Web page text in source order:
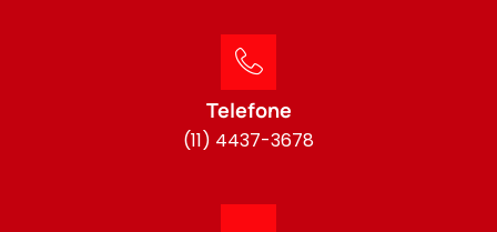
Telefone
(11) 4437-3678